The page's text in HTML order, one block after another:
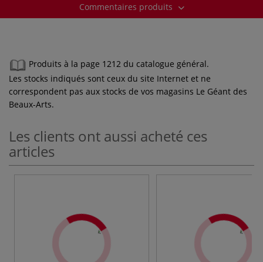
Commentaires produits
Produits à la page 1212 du catalogue général.
Les stocks indiqués sont ceux du site Internet et ne
correspondent pas aux stocks de vos magasins Le Géant des
Beaux-Arts.
Les clients ont aussi acheté ces
articles